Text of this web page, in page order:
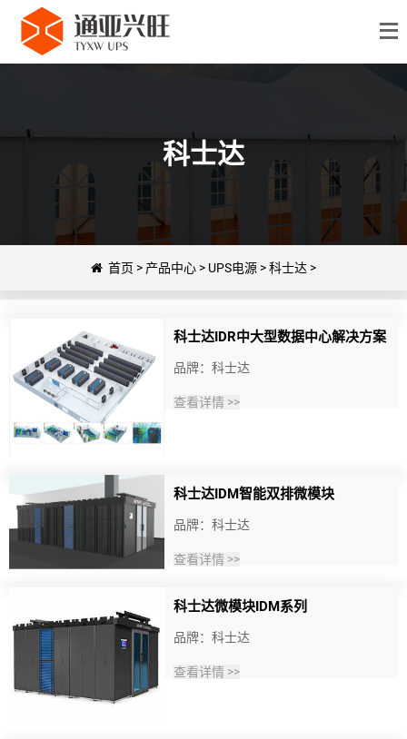
科士达
首页 > 产品中心 > UPS电源 >科士达 >
科士达IDR中大型数据中心解决方案
品牌：科士达
查看详情 >>
科士达IDM智能双排微模块
品牌：科士达
查看详情 >>
科士达微模块IDM系列
品牌：科士达
查看详情 >>